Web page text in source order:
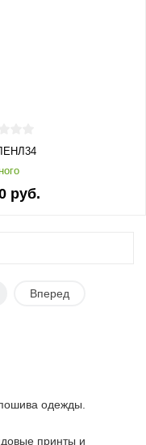
руб.
Вперед
одежды.
принты и